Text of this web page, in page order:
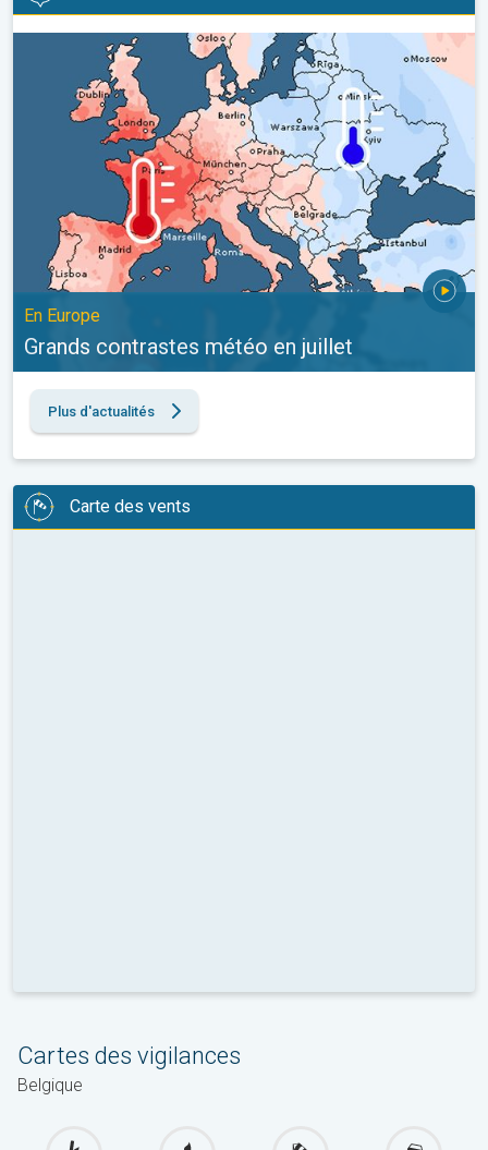
Grands contrastes météo en juillet. En Europe. . .
En Europe
Grands contrastes météo en juillet
Plus d'actualités
Carte des vents
Cartes des vigilances
Belgique